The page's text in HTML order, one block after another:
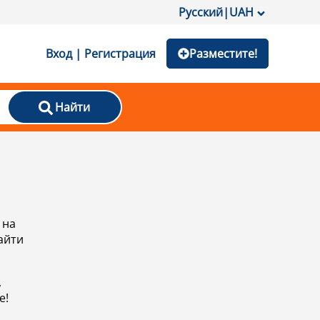
Русский|UAH
Вход | Регистрация Разместите!
Найти